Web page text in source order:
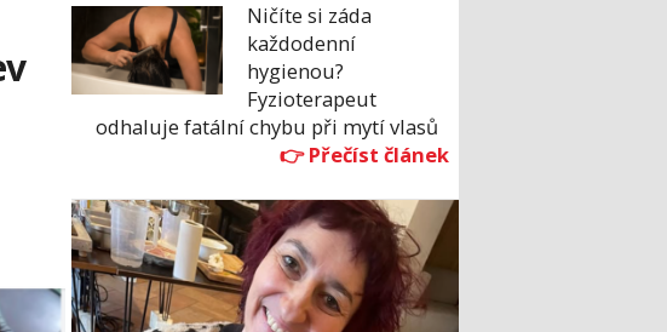
Ničíte si záda
každodenní
hygienou?
Fyzioterapeut
odhaluje fatální chybu při mytí vlasů